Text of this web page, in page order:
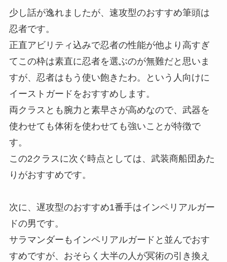
少し話が逸れましたが、速攻型のおすすめ筆頭は
忍者です。
正直アビリティ込みで忍者の性能が他より高すぎ
てこの枠は素直に忍者を選ぶのが無難だと思いま
すが、忍者はもう使い飽きたわ。という人向けに
イーストガードをおすすめします。
両クラスとも腕力と素早さが高めなので、武器を
使わせても体術を使わせても強いことが特徴で
す。
この2クラスに次ぐ時点としては、武装商船団あた
りがおすすめです。
次に、遅攻型のおすすめ1番手はインペリアルガー
ドの男です。
サラマンダーもインペリアルガードと並んでおす
すめですが、おそらく大半の人が冥術の引き換え